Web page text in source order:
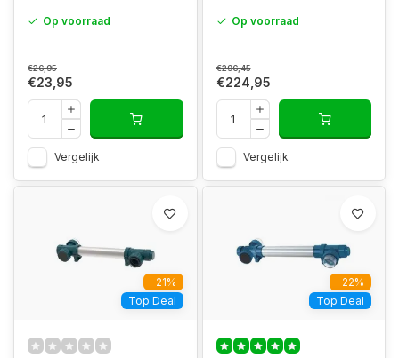
Op voorraad
€26,95
€23,95
Vergelijk
Op voorraad
€296,45
€224,95
Vergelijk
-21%
Top Deal
-22%
Top Deal